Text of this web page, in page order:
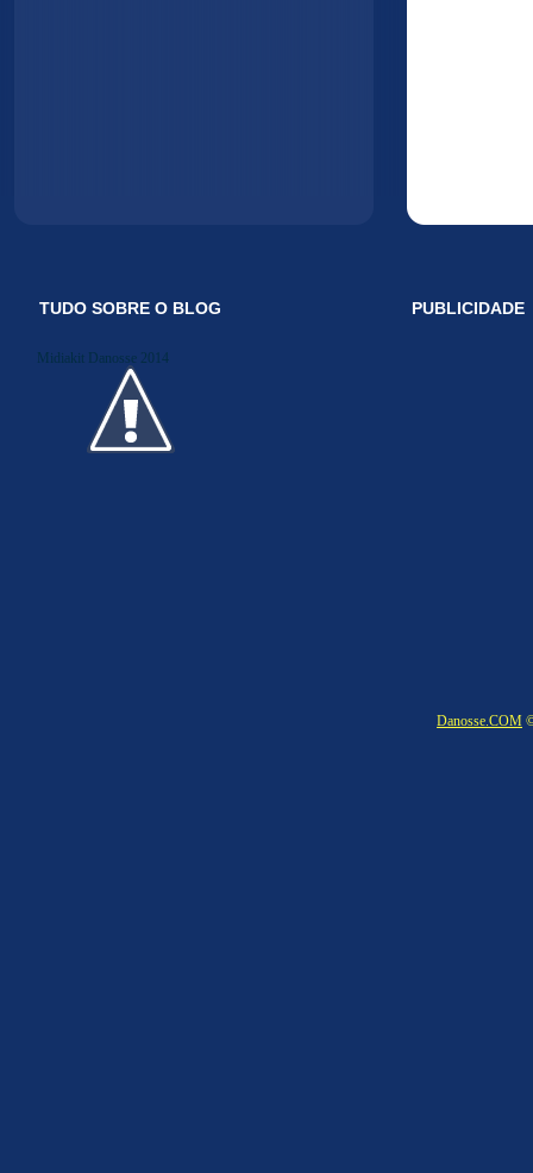
TUDO SOBRE O BLOG
Midiakit Danosse 2014
PUBLICIDADE
Danosse.COM